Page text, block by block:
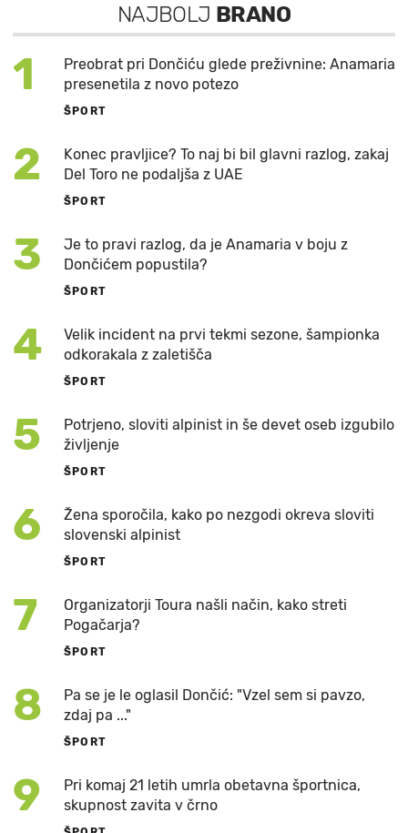
NAJBOLJ BRANO
1
Preobrat pri Dončiću glede preživnine: Anamaria
presenetila z novo potezo
ŠPORT
2
Konec pravljice? To naj bi bil glavni razlog, zakaj
Del Toro ne podaljša z UAE
ŠPORT
3
Je to pravi razlog, da je Anamaria v boju z
Dončićem popustila?
ŠPORT
4
Velik incident na prvi tekmi sezone, šampionka
odkorakala z zaletišča
ŠPORT
5
Potrjeno, sloviti alpinist in še devet oseb izgubilo
življenje
ŠPORT
6
Žena sporočila, kako po nezgodi okreva sloviti
slovenski alpinist
ŠPORT
7
Organizatorji Toura našli način, kako streti
Pogačarja?
ŠPORT
8
Pa se je le oglasil Dončić: "Vzel sem si pavzo,
zdaj pa ..."
ŠPORT
9
Pri komaj 21 letih umrla obetavna športnica,
skupnost zavita v črno